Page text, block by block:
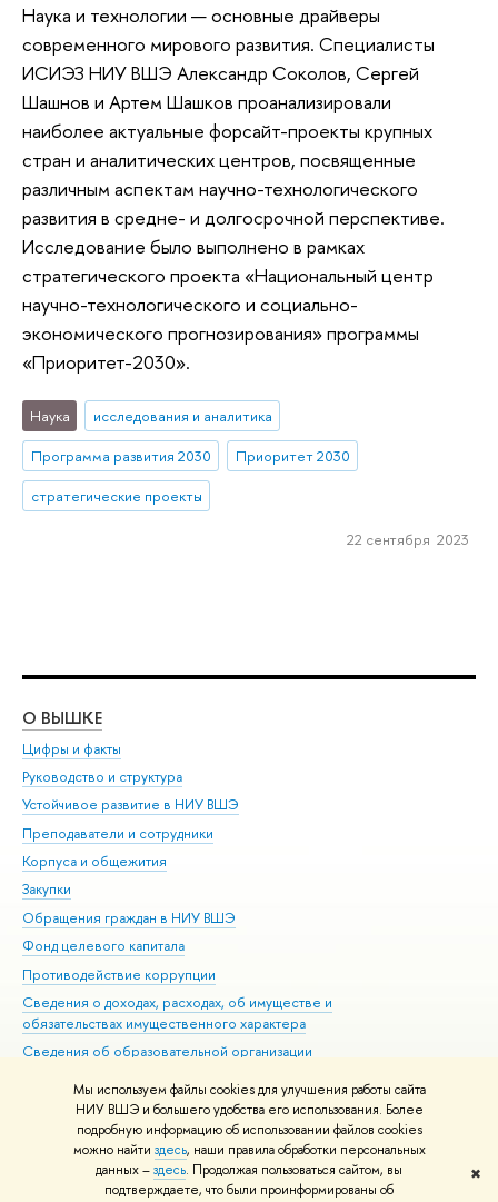
Мы используем файлы cookies для улучшения работы сайта
НИУ ВШЭ и большего удобства его использования. Более
подробную информацию об использовании файлов cookies
можно найти здесь, наши правила обработки персональных
данных –здесь. Продолжая пользоваться сайтом, вы
подтверждаете, что были проинформированы об
✖
Наука и технологии — основные драйверы
современного мирового развития. Специалисты
ИСИЭЗ НИУ ВШЭ Александр Соколов, Сергей
Шашнов и Артем Шашков проанализировали
наиболее актуальные форсайт-проекты крупных
стран и аналитических центров, посвященные
различным аспектам научно-технологического
развития в средне- и долгосрочной перспективе.
Исследование было выполнено в рамках
стратегического проекта «Национальный центр
научно-технологического и социально-
экономического прогнозирования» программы
«Приоритет-2030».
Наука
исследования и аналитика
Программа развития 2030
Приоритет 2030
стратегические проекты
22 сентября 2023
О ВЫШКЕ
Цифры и факты
Руководство и структура
Устойчивое развитие в НИУ ВШЭ
Преподаватели и сотрудники
Корпуса и общежития
Закупки
Обращения граждан в НИУ ВШЭ
Фонд целевого капитала
Противодействие коррупции
Сведения о доходах, расходах, об имуществе и
обязательствах имущественного характера
Сведения об образовательной организации
Людям с ограниченными возможностями здоровья
Единая платежная страница
Работа в Вышке